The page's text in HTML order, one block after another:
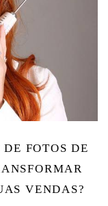
FOTOS DE
VENDAS?